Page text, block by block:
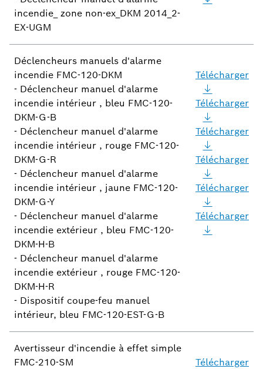
incendie_ zone non-ex_DKM 2014_2-
EX-UGM
Déclencheurs manuels d'alarme
incendie FMC-120-DKM
- Déclencheur manuel d'alarme
incendie intérieur , bleu FMC-120-
DKM-G-B
- Déclencheur manuel d'alarme
incendie intérieur , rouge FMC-120-
DKM-G-R
- Déclencheur manuel d'alarme
incendie intérieur , jaune FMC-120-
DKM-G-Y
- Déclencheur manuel d'alarme
incendie extérieur , bleu FMC-120-
DKM-H-B
- Déclencheur manuel d'alarme
incendie extérieur , rouge FMC-120-
DKM-H-R
- Dispositif coupe-feu manuel
intérieur, bleu FMC-120-EST-G-B
Télécharger
Télécharger
Télécharger
Télécharger
Télécharger
Télécharger
Avertisseur d'incendie à effet simple
FMC-210-SM
Télécharger